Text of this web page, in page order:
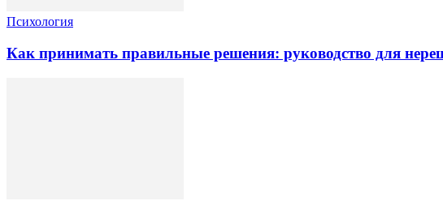
Психология
Как принимать правильные решения: руководство для